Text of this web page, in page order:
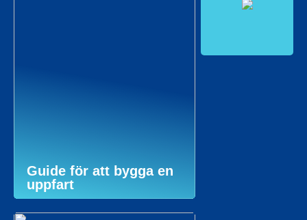
Guide för att bygga en
uppfart